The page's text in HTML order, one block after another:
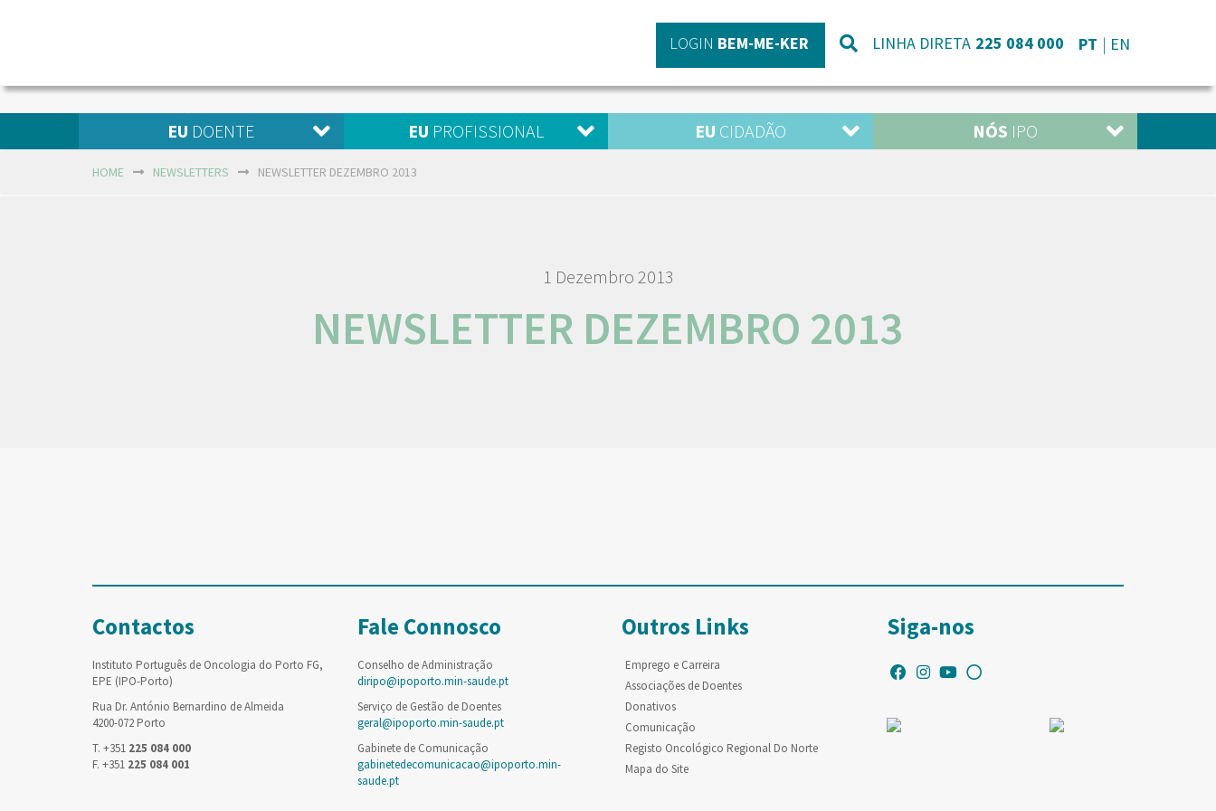
LOGIN BEM-ME-KER LINHA DIRETA 225 084 000 PT EN
EU DOENTE EU PROFISSIONAL EU CIDADÃO NÓS IPO
HOME NEWSLETTERS NEWSLETTER DEZEMBRO 2013
1 Dezembro 2013
NEWSLETTER DEZEMBRO 2013
Contactos
Instituto Português de Oncologia do Porto FG,
EPE (IPO-Porto)
Rua Dr. António Bernardino de Almeida
4200-072 Porto
T. +351 225 084 000
F. +351 225 084 001
Fale Connosco
Conselho de Administração
diripo@ipoporto.min-saude.pt
Serviço de Gestão de Doentes
geral@ipoporto.min-saude.pt
Gabinete de Comunicação
gabinetedecomunicacao@ipoporto.min-
saude.pt
Outros Links
Emprego e Carreira
Associações de Doentes
Donativos
Comunicação
Registo Oncológico Regional Do Norte
Mapa do Site
Siga-nos